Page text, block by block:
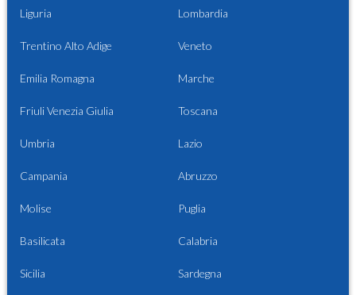
Liguria Lombardia
Trentino Alto Adige Veneto
Emilia Romagna Marche
Friuli Venezia Giulia Toscana
Umbria Lazio
Campania Abruzzo
Molise Puglia
Basilicata Calabria
Sicilia Sardegna